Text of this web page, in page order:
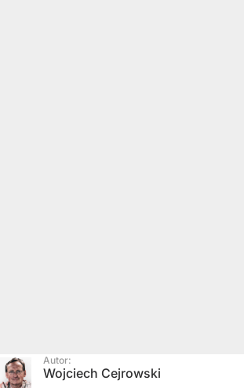
Autor:
Wojciech Cejrowski